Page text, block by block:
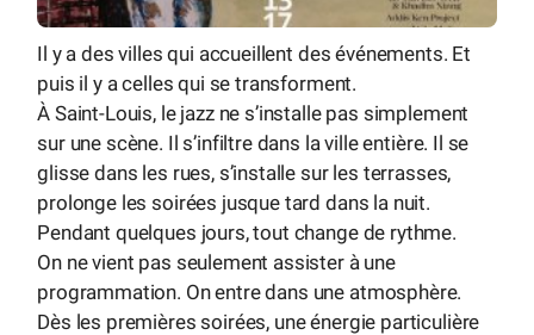
Il y a des villes qui accueillent des événements. Et
puis il y a celles qui se transforment.
À Saint-Louis, le jazz ne s’installe pas simplement
sur une scène. Il s’infiltre dans la ville entière. Il se
glisse dans les rues, s’installe sur les terrasses,
prolonge les soirées jusque tard dans la nuit.
Pendant quelques jours, tout change de rythme.
On ne vient pas seulement assister à une
programmation. On entre dans une atmosphère.
Dès les premières soirées, une énergie particulière